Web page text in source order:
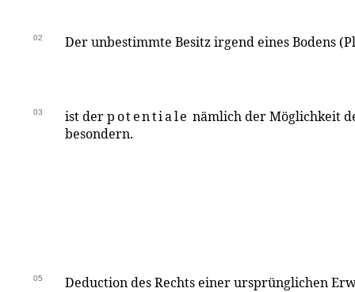
02 Der unbestimmte Besitz irgend eines Bodens
03 ist derpotentiale nämlich der Möglichkeit
besondern.
05 Deduction des Rechts einer ursprünglichen